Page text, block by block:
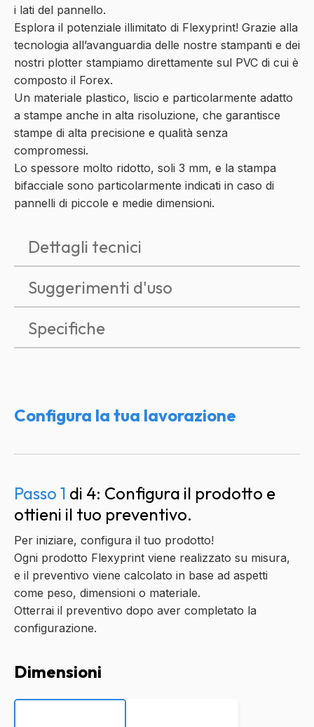
i lati del pannello.
Esplora il potenziale illimitato di Flexyprint! Grazie alla
tecnologia all’avanguardia delle nostre stampanti e dei
nostri plotter stampiamo direttamente sul PVC di cui è
composto il Forex.
Un materiale plastico, liscio e particolarmente adatto
a stampe anche in alta risoluzione, che garantisce
stampe di alta precisione e qualità senza
compromessi.
Lo spessore molto ridotto, soli 3 mm, e la stampa
bifacciale sono particolarmente indicati in caso di
pannelli di piccole e medie dimensioni.
Dettagli tecnici
Suggerimenti d'uso
Specifiche
Configura la tua lavorazione
Passo 1 di 4: Configura il prodotto e
ottieni il tuo preventivo.
Per iniziare, configura il tuo prodotto!
Ogni prodotto Flexyprint viene realizzato su misura,
e il preventivo viene calcolato in base ad aspetti
come peso, dimensioni o materiale.
Otterrai il preventivo dopo aver completato la
configurazione.
Dimensioni
Spedizione
Spedizione